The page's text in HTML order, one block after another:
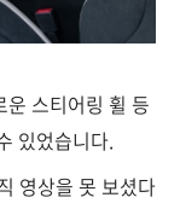
스티어링 휠 등
있었습니다.
영상을 못 보셨다